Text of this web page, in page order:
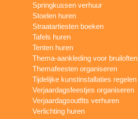
Springkussen verhuur
Stoelen huren
Straatartiesten boeken
Tafels huren
Tenten huren
Thema-aankleding voor bruiloften
Themafeesten organiseren
Tijdelijke kunstinstallaties regelen
Verjaardagsfeestjes organiseren
Verjaardagsoutfits verhuren
Verlichting huren